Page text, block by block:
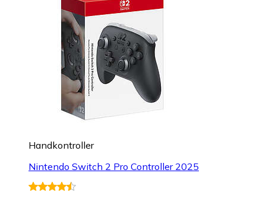
Handkontroller
Nintendo Switch 2 Pro Controller 2025